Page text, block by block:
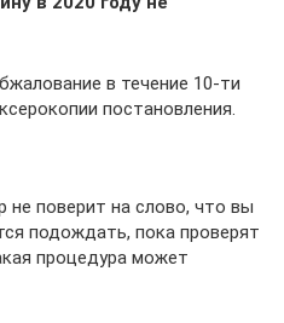
в течение 10-ти
постановления.
не поверит на слово, что вы
подождать, пока проверят
процедура может